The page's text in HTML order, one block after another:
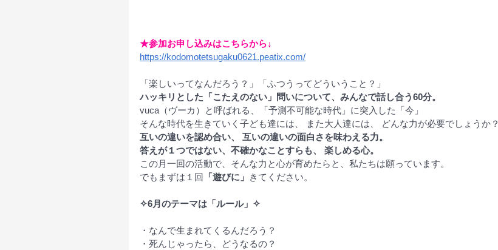
★参加お申し込みはこちらから↓
https://kodomotetsugaku0621.peatix.com/
「楽しいってなんだろう？」「ふつうってどういうこと？」
ハッキリとした「こたえのない」問いについて、みんなで話し合う60分。
vuca（ヴーカ）と呼ばれる、「予測不可能な時代」に突入した「今」
そんな時代を生きていく子ども達には、 また大人達には、 どんな力が必要でしょうか？
互いの違いを認め合い、 互いの違いの面白さを味わえる力。
答えが１つではない、不確かなことすらも、 楽しめる心。
この月一回の活動で、そんな力と心が育めたらと、私たちは願っています。
でもまずは１回
「遊びに」 きてください。
✧6月のテーマは「ルール」✧
・なんで生まれてくるんだろう？
・死んじゃったら、どうなるの？